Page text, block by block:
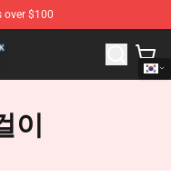
over $100
Beauty In Black
이